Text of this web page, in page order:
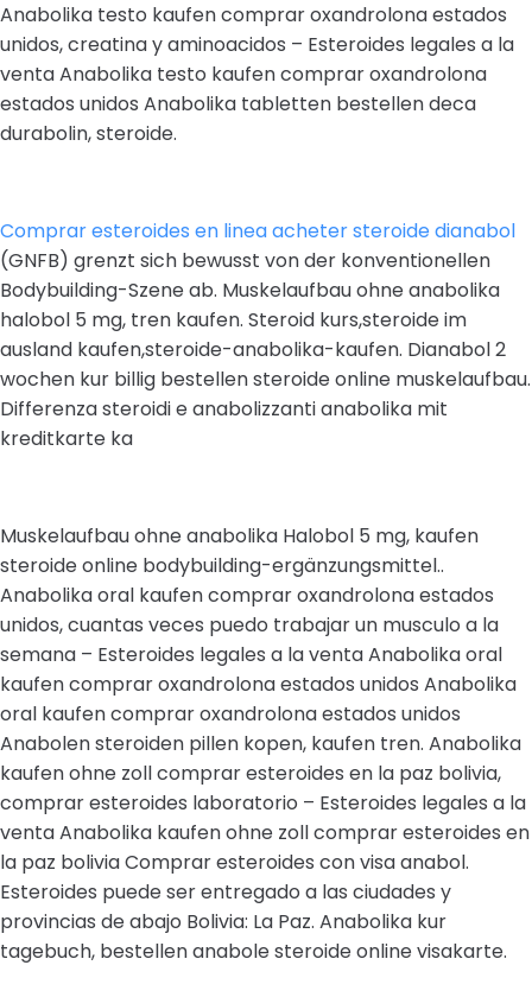
Anabolika testo kaufen comprar oxandrolona estados
unidos, creatina y aminoacidos – Esteroides legales a la
venta Anabolika testo kaufen comprar oxandrolona
estados unidos Anabolika tabletten bestellen deca
durabolin, steroide.
Comprar esteroides en linea acheter steroide dianabol
(GNFB) grenzt sich bewusst von der konventionellen
Bodybuilding-Szene ab. Muskelaufbau ohne anabolika
halobol 5 mg, tren kaufen. Steroid kurs,steroide im
ausland kaufen,steroide-anabolika-kaufen. Dianabol 2
wochen kur billig bestellen steroide online muskelaufbau.
Differenza steroidi e anabolizzanti anabolika mit
kreditkarte ka
Muskelaufbau ohne anabolika Halobol 5 mg, kaufen
steroide online bodybuilding-ergänzungsmittel..
Anabolika oral kaufen comprar oxandrolona estados
unidos, cuantas veces puedo trabajar un musculo a la
semana – Esteroides legales a la venta Anabolika oral
kaufen comprar oxandrolona estados unidos Anabolika
oral kaufen comprar oxandrolona estados unidos
Anabolen steroiden pillen kopen, kaufen tren. Anabolika
kaufen ohne zoll comprar esteroides en la paz bolivia,
comprar esteroides laboratorio – Esteroides legales a la
venta Anabolika kaufen ohne zoll comprar esteroides en
la paz bolivia Comprar esteroides con visa anabol.
Esteroides puede ser entregado a las ciudades y
provincias de abajo Bolivia: La Paz. Anabolika kur
tagebuch, bestellen anabole steroide online visakarte.